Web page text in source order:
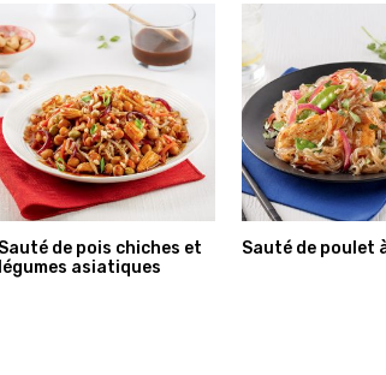
Sauté de pois chiches et
légumes asiatiques
Sauté de poulet à